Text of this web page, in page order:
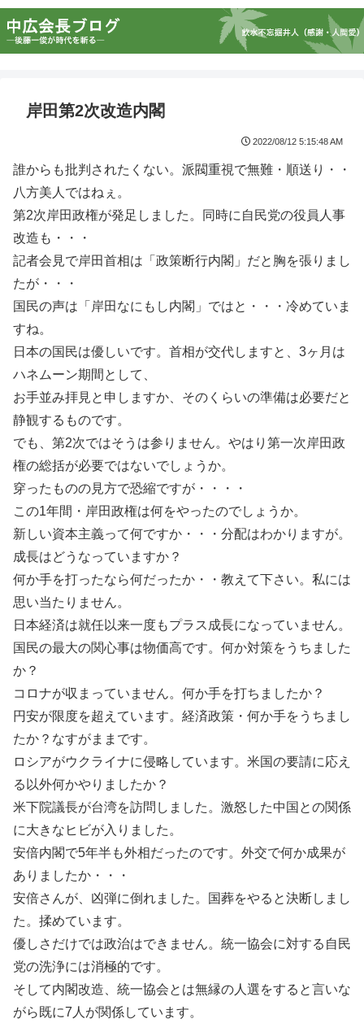
岸田第2次改造内閣
2022/08/12 5:15:48 AM
誰からも批判されたくない。派閥重視で無難・順送り・・
八方美人ではねぇ。
第2次岸田政権が発足しました。同時に自民党の役員人事
改造も・・・
記者会見で岸田首相は「政策断行内閣」だと胸を張りまし
たが・・・
国民の声は「岸田なにもし内閣」ではと・・・冷めていま
すね。
日本の国民は優しいです。首相が交代しますと、3ヶ月は
ハネムーン期間として、
お手並み拝見と申しますか、そのくらいの準備は必要だと
静観するものです。
でも、第2次ではそうは参りません。やはり第一次岸田政
権の総括が必要ではないでしょうか。
穿ったものの見方で恐縮ですが・・・・
この1年間・岸田政権は何をやったのでしょうか。
新しい資本主義って何ですか・・・分配はわかりますが。
成長はどうなっていますか？
何か手を打ったなら何だったか・・教えて下さい。私には
思い当たりません。
日本経済は就任以来一度もプラス成長になっていません。
国民の最大の関心事は物価高です。何か対策をうちました
か？
コロナが収まっていません。何か手を打ちましたか？
円安が限度を超えています。経済政策・何か手をうちまし
たか？なすがままです。
ロシアがウクライナに侵略しています。米国の要請に応え
る以外何かやりましたか？
米下院議長が台湾を訪問しました。激怒した中国との関係
に大きなヒビが入りました。
安倍内閣で5年半も外相だったのです。外交で何か成果が
ありましたか・・・
安倍さんが、凶弾に倒れました。国葬をやると決断しまし
た。揉めています。
優しさだけでは政治はできません。統一協会に対する自民
党の洗浄には消極的です。
そして内閣改造、統一協会とは無縁の人選をすると言いな
がら既に7人が関係しています。